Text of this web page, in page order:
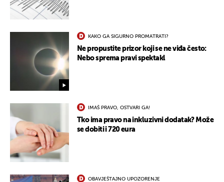
KAKO GA SIGURNO PROMATRATI?
Ne propustite prizor koji se ne viđa često:
Nebo sprema pravi spektakl
IMAŠ PRAVO, OSTVARI GA!
Tko ima pravo na inkluzivni dodatak? Može
se dobiti i 720 eura
OBAVJEŠTAJNO UPOZORENJE